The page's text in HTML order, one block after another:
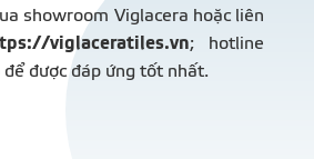
showroom Viglacera hoặc liên
viglaceratiles.vn; hotline
để được đáp ứng tốt nhất.